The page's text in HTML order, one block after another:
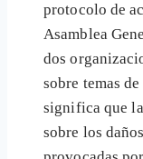
protocolo de
Asamblea
dos
sobre temas
significa que
sobre los